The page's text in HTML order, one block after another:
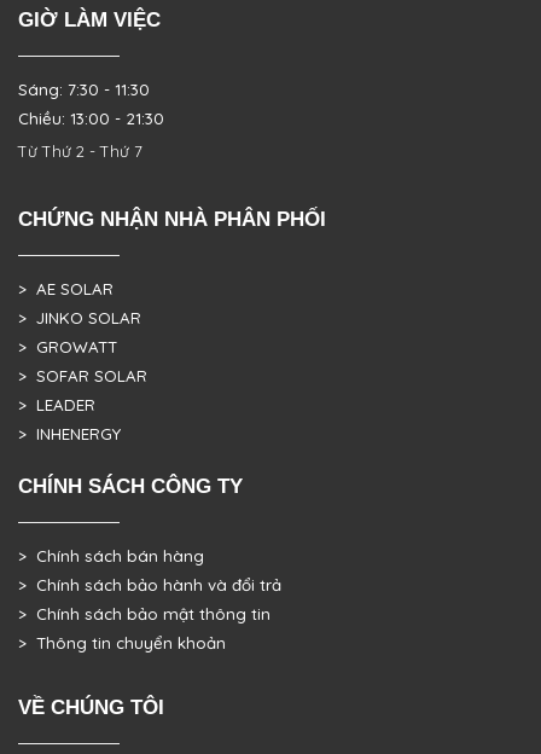
GIỜ LÀM VIỆC
Sáng: 7:30 - 11:30
Chiều: 13:00 - 21:30
Từ Thứ 2 - Thứ 7
CHỨNG NHẬN NHÀ PHÂN PHỐI
> AE SOLAR
> JINKO SOLAR
> GROWATT
> SOFAR SOLAR
> LEADER
> INHENERGY
CHÍNH SÁCH CÔNG TY
> Chính sách bán hàng
> Chính sách bảo hành và đổi trả
> Chính sách bảo mật thông tin
> Thông tin chuyển khoản
VỀ CHÚNG TÔI